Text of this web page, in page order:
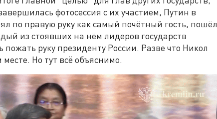
фотосессия с их участием, Путин в
по правую руку как самый почётный гость, пошёл
из стоявших на нём лидеров государств
пожать руку президенту России. Разве что Никол
Но тут всё объяснимо.